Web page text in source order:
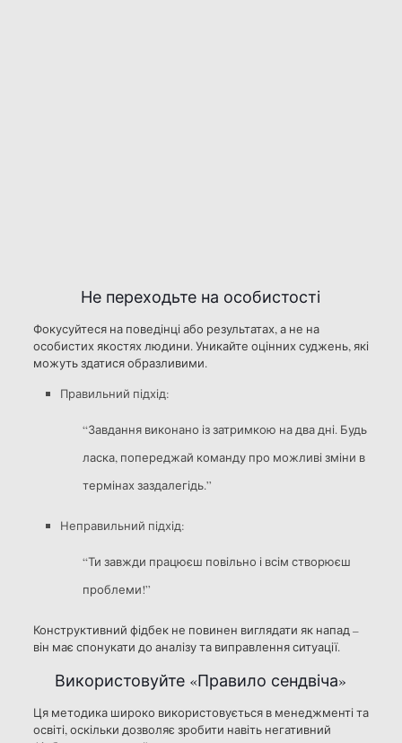
Не переходьте на особистості
Фокусуйтеся на поведінці або результатах, а не на
особистих якостях людини. Уникайте оцінних суджень, які
можуть здатися образливими.
Правильний підхід:
“Завдання виконано із затримкою на два дні. Будь
ласка, попереджай команду про можливі зміни в
термінах заздалегідь.”
Неправильний підхід:
“Ти завжди працюєш повільно і всім створюєш
проблеми!”
Конструктивний фідбек не повинен виглядати як напад –
він має спонукати до аналізу та виправлення ситуації.
Використовуйте «Правило сендвіча»
Ця методика широко використовується в менеджменті та
освіті, оскільки дозволяє зробити навіть негативний